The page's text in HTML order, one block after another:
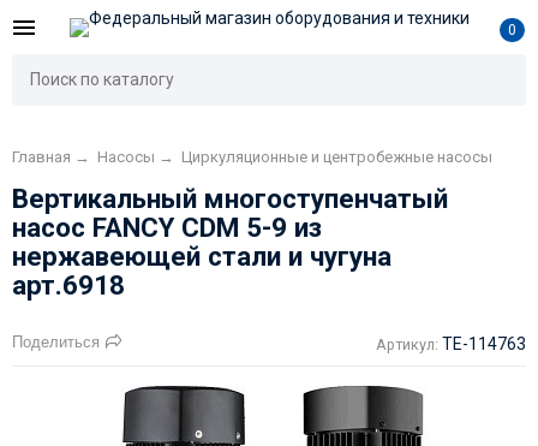
0
Главная → Насосы → Циркуляционные и центробежные насосы
Вертикальный многоступенчатый
насос FANCY CDM 5-9 из
нержавеющей стали и чугуна
арт.6918
Поделиться Артикул: TE-114763